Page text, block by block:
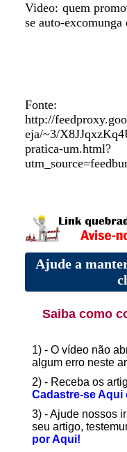
Video: quem
se auto-excomunga
Fonte:
http://
eja/~3/
pratica-um.html?
Ajude a
Saiba como
1) - O vídeo não
algum erro neste
2) - Receba os
Cadastre-se Aqui
3) - Ajude nossos
seu artigo,
por Aqui!